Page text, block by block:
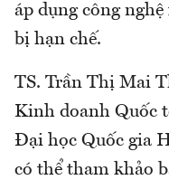
áp dụng công
bị hạn chế.
TS. Trần Thị Mai
Kinh doanh Quốc
Đại học Quốc gia
có thể tham khảo